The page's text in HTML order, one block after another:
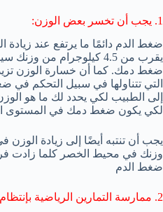
1. يجب أن تخسر بعض الوزن:
ضغط الدم دائمًا ما يرتفع عند زيادة
يقرب من 4.5 كيلوجرام من
ضغط دمك. كما أن خسارة الوزن تزيد
التي تتناولها في سبيل التحكم في
إلى الطبيب لكي يحدد لك ما هو
لكي يكون ضغط دمك في المستوى
يجب أن تنتبه أيضًا إلى زيادة
وزنك في محيط الخصر كلما زادت
ضغط الدم
2. ممارسة التمارين الرياضية بإنتظام: